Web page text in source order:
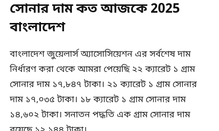
সোনার দাম কত আজকে 2025
বাংলাদেশ
বাংলাদেশ জুয়েলার্স অ্যাসোসিয়েশন এর সর্বশেষ দাম
নির্ধারণ করা থেকে আমরা পেয়েছি ২২ ক্যারেট ১ গ্রাম
সোনার দাম ১৭,৮৪৭ টাকা। ২১ ক্যারেট ১ গ্রাম সোনার
দাম ১৭,০৩৫ টাকা। ১৮ ক্যারেট ১ গ্রাম সোনার দাম
১৪,৬০২ টাকা। সনাতন পদ্ধতি এক গ্রাম সোনার দাম